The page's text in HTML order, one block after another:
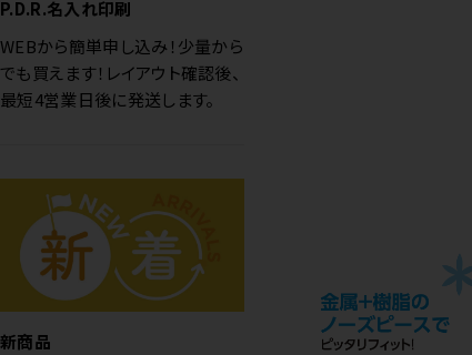
P.D.R.名入れ印刷
WEBから簡単申し込み！少量から
でも買えます！レイアウト確認後、
最短4営業日後に発送します。
新商品